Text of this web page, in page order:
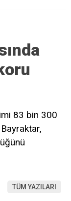
83 bin 300
TÜM YAZILARI